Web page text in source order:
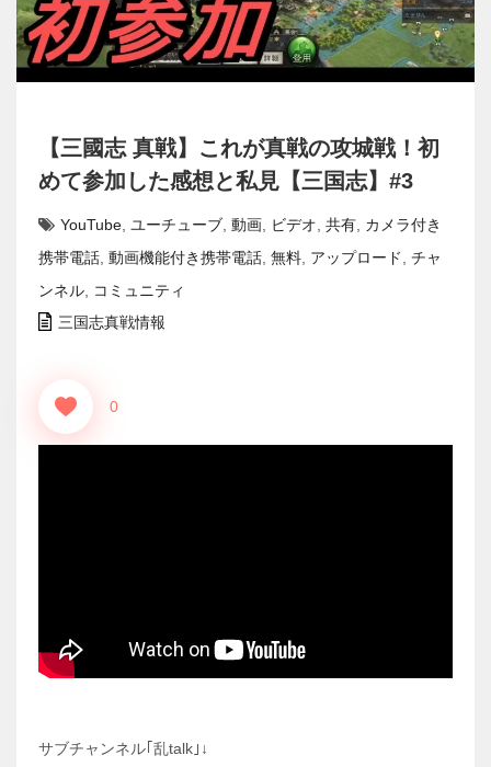
【三國志 真戦】これが真戦の攻城戦！初
めて参加した感想と私見【三国志】#3
YouTube ユーチューブ 動画 ビデオ 共有 カメラ付き
携帯電話 動画機能付き携帯電話 無料 アップロード
チャ
ンネル
コミュニティ
三国志真戦情報
0
サブチャンネル｢乱talk｣↓